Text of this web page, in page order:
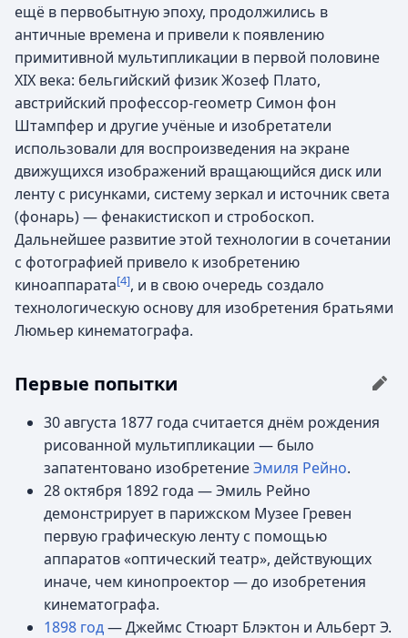
ещё в первобытную эпоху, продолжились в
античные времена и привели к появлению
примитивной мультипликации в первой половине
XIX века: бельгийский физик Жозеф Плато,
австрийский профессор-геометр Симон фон
Штампфер и другие учёные и изобретатели
использовали для воспроизведения на экране
движущихся изображений вращающийся диск или
ленту с рисунками, систему зеркал и источник света
(фонарь) — фенакистископ и стробоскоп.
Дальнейшее развитие этой технологии в сочетании
с фотографией привело к изобретению
киноаппарата[4], и в свою очередь создало
технологическую основу для изобретения братьями
Люмьер кинематографа.
Первые попытки
30 августа 1877 года считается днём рождения
рисованной мультипликации — было
запатентовано изобретениеЭмиля Рейно.
28 октября 1892 года — Эмиль Рейно
демонстрирует в парижском Музее Гревен
первую графическую ленту с помощью
аппаратов «оптический театр», действующих
иначе, чем кинопроектор — до изобретения
кинематографа.
1898 год— Джеймс Стюарт Блэктон и Альберт Э.